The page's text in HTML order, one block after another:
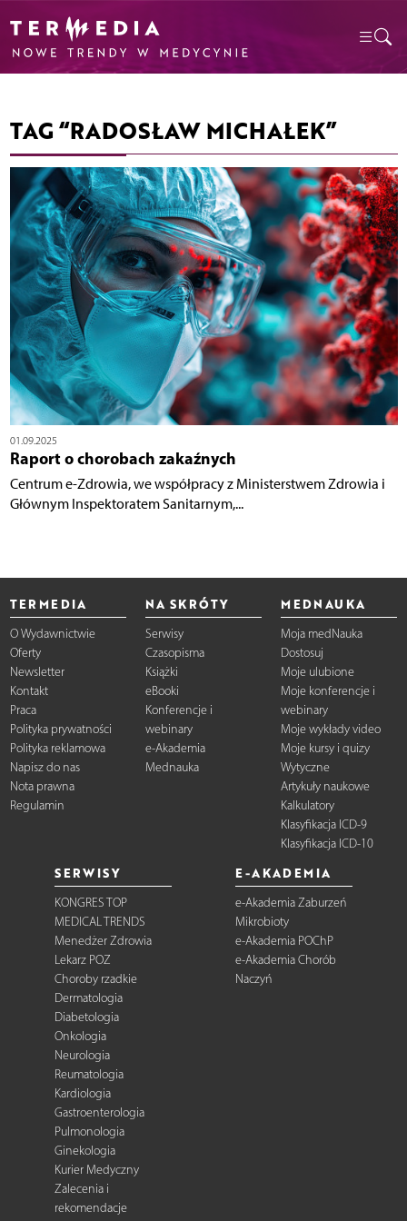
TAG “RADOSŁAW MICHAŁEK”
01.09.2025
Raport o chorobach zakaźnych
Centrum e-Zdrowia, we współpracy z Ministerstwem Zdrowia i
Głównym Inspektoratem Sanitarnym,...
TERMEDIA
O Wydawnictwie
Oferty
Newsletter
Kontakt
Praca
Polityka prywatności
Polityka reklamowa
Napisz do nas
Nota prawna
Regulamin
NA SKRÓTY
Serwisy
Czasopisma
Książki
eBooki
Konferencje i
webinary
e-Akademia
Mednauka
MEDNAUKA
Moja medNauka
Dostosuj
Moje ulubione
Moje konferencje i
webinary
Moje wykłady video
Moje kursy i quizy
Wytyczne
Artykuły naukowe
Kalkulatory
Klasyfikacja ICD-9
Klasyfikacja ICD-10
SERWISY
KONGRES TOP
MEDICAL TRENDS
Menedżer Zdrowia
Lekarz POZ
Choroby rzadkie
Dermatologia
Diabetologia
Onkologia
Neurologia
Reumatologia
Kardiologia
Gastroenterologia
Pulmonologia
Ginekologia
Kurier Medyczny
Zalecenia i
rekomendacje
E-AKADEMIA
e-Akademia Zaburzeń
Mikrobioty
e-Akademia POChP
e-Akademia Chorób
Naczyń